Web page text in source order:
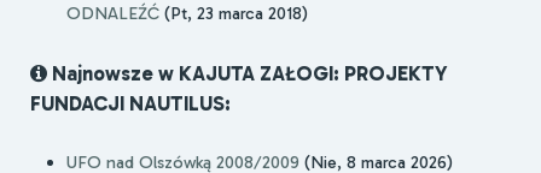
ODNALEŹĆ (Pt, 23 marca 2018)
Najnowsze w KAJUTA ZAŁOGI: PROJEKTY
FUNDACJI NAUTILUS:
UFO nad Olszówką 2008/2009 (Nie, 8 marca 2026)